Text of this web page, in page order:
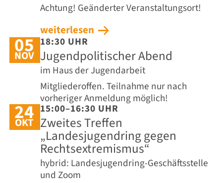
Achtung! Geänderter Veranstaltungsort!
weiterlesen
05
NOV
18:30 UHR
Jugendpolitischer Abend
im Haus der Jugendarbeit
Mitgliederoffen. Teilnahme nur nach
vorheriger Anmeldung möglich!
24
OKT
15:00–16:30 UHR
Zweites Treffen
„Landesjugendring gegen
Rechtsextremismus“
hybrid: Landesjugendring-Geschäftsstelle
und Zoom